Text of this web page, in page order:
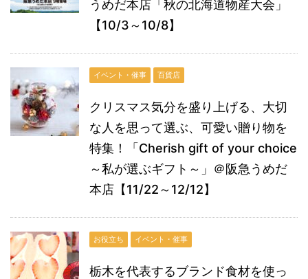
うめだ本店「秋の北海道物産大会」
【10/3～10/8】
イベント・催事 百貨店
クリスマス気分を盛り上げる、大切
な人を思って選ぶ、可愛い贈り物を
特集！「Cherish gift of your choice
～私が選ぶギフト～」＠阪急うめだ
本店【11/22～12/12】
お役立ち イベント・催事
栃木を代表するブランド食材を使っ